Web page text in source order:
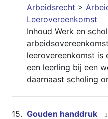
Arbeidsrecht >
Leerovereenkomst
Inhoud Werk en
leerovereenkomst is
een leerling bij een
daarnaast scholing
15. Gouden handdruk